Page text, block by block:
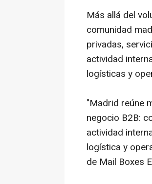
Más allá del
comunidad
privadas,
actividad
logísticas y
"Madrid reúne
negocio B2B:
actividad
logística y
de Mail Boxes